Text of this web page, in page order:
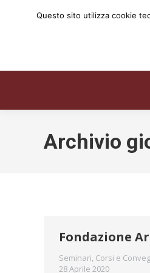
Archivio
Fondazione
Seminari, Corsi e
28 Aprile 2020
Questo sito utilizza cookie